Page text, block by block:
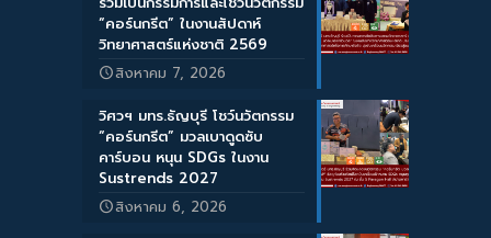
“คอร์นกรีต” ในงานสัปดาห์
วิทยาศาสตร์แห่งชาติ 2569
สิงหาคม 7, 2026
วิศวฯ มทร.ธัญบุรี โชว์นวัตกรรม
“คอร์นกรีต” มวลเบาดูดซับ
คาร์บอน หนุน SDGs ในงาน
Sustrends 2027
สิงหาคม 6, 2026